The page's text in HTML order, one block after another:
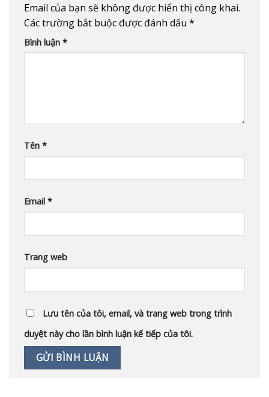
Email của bạn sẽ không được hiển thị công khai.
Các trường bắt buộc được đánh dấu *
Bình luận *
Tên *
Email *
Trang web
Lưu tên của tôi, email, và trang web trong trình
duyệt này cho lần bình luận kế tiếp của tôi.